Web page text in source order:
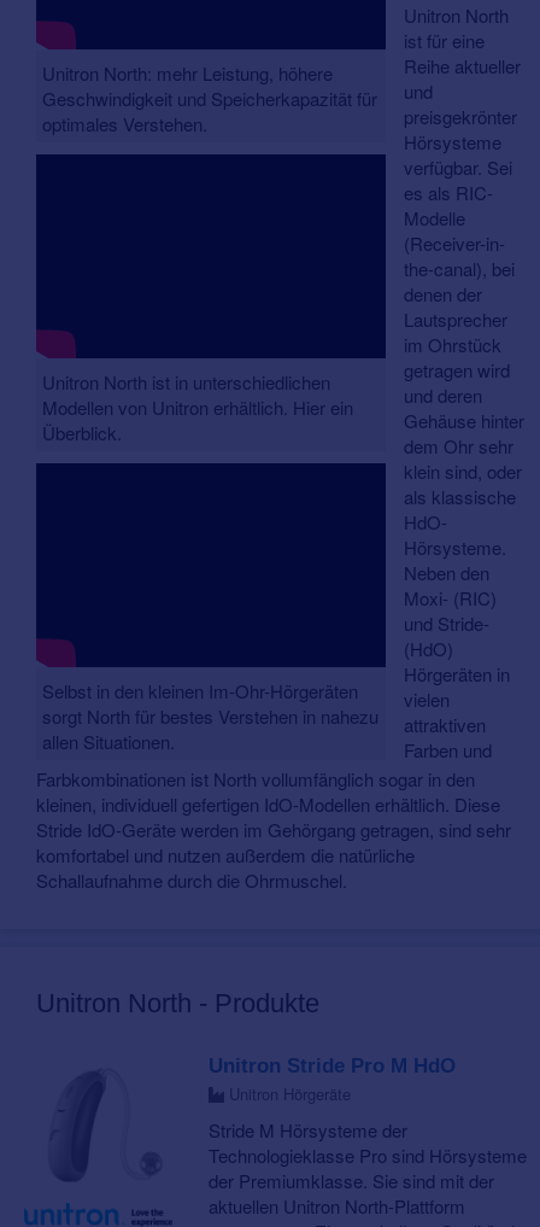
Unitron North: mehr Leistung, höhere
Geschwindigkeit und Speicherkapazität für
optimales Verstehen.
Unitron North ist in unterschiedlichen
Modellen von Unitron erhältlich. Hier ein
Überblick.
Selbst in den kleinen Im-Ohr-Hörgeräten
sorgt North für bestes Verstehen in nahezu
allen Situationen.
Unitron North
ist für eine
Reihe aktueller
und
preisgekrönter
Hörsysteme
verfügbar. Sei
es als RIC-
Modelle
(Receiver-in-
the-canal), bei
denen der
Lautsprecher
im Ohrstück
getragen wird
und deren
Gehäuse hinter
dem Ohr sehr
klein sind, oder
als klassische
HdO-
Hörsysteme.
Neben den
Moxi- (RIC)
und Stride-
(HdO)
Hörgeräten in
vielen
attraktiven
Farben und
Farbkombinationen ist North vollumfänglich sogar in den
kleinen, individuell gefertigen IdO-Modellen erhältlich. Diese
Stride IdO-Geräte werden im Gehörgang getragen, sind sehr
komfortabel und nutzen außerdem die natürliche
Schallaufnahme durch die Ohrmuschel.
Unitron North - Produkte
Unitron Stride Pro M HdO
Unitron Hörgeräte
Stride M Hörsysteme der
Technologieklasse Pro sind Hörsysteme
der Premiumklasse. Sie sind mit der
aktuellen Unitron North-Plattform